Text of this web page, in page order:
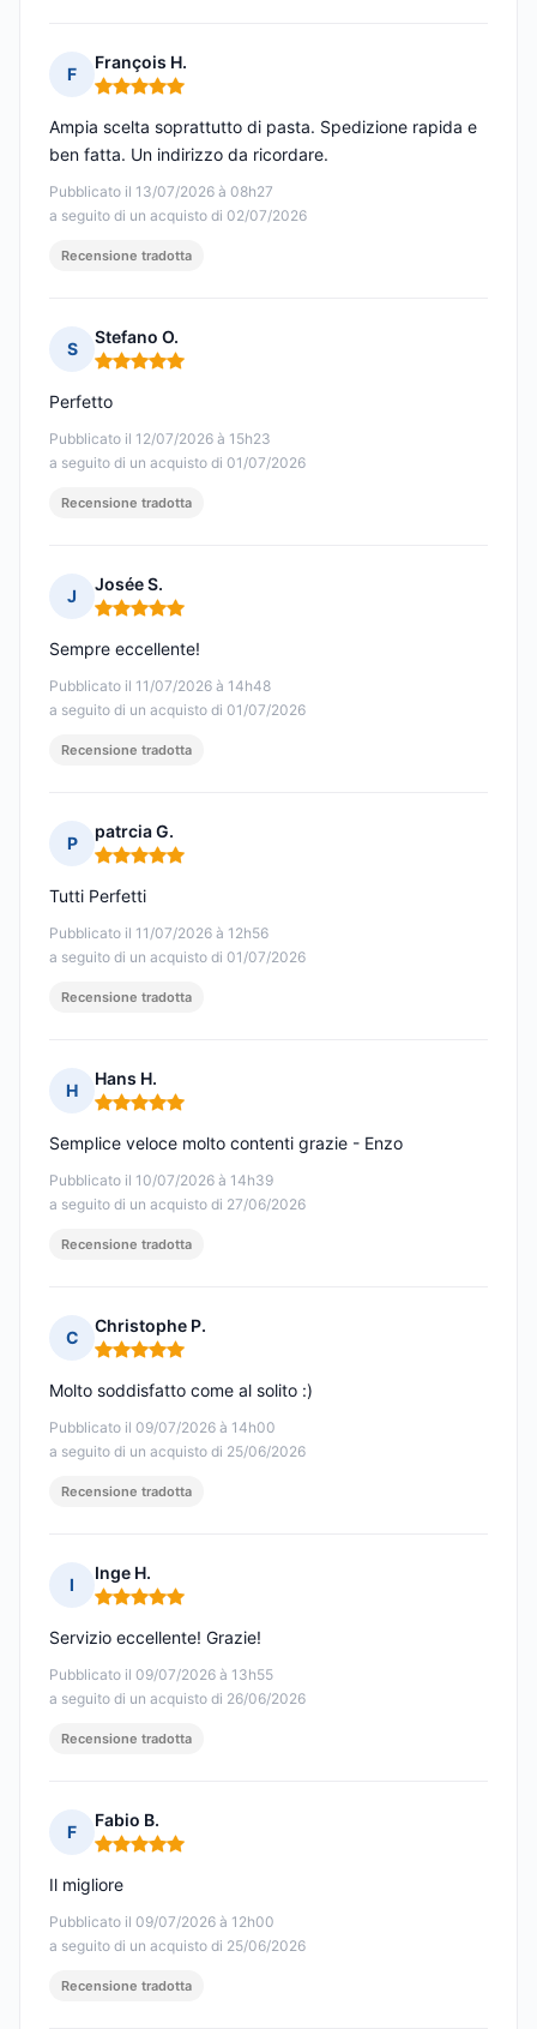
F
François H.
Nota: 5 su 5
Pubblicato il 13/07/2026 à 08h27
a seguito di un acquisto di 02/07/2026
Ampia scelta soprattutto di pasta. Spedizione rapida e
ben fatta. Un indirizzo da ricordare.
Recensione tradotta
S
Stefano O.
Nota: 5 su 5
Pubblicato il 12/07/2026 à 15h23
a seguito di un acquisto di 01/07/2026
Perfetto
Recensione tradotta
J
Josée S.
Nota: 5 su 5
Pubblicato il 11/07/2026 à 14h48
a seguito di un acquisto di 01/07/2026
Sempre eccellente!
Recensione tradotta
P
patrcia G.
Nota: 5 su 5
Pubblicato il 11/07/2026 à 12h56
a seguito di un acquisto di 01/07/2026
Tutti Perfetti
Recensione tradotta
H
Hans H.
Nota: 5 su 5
Pubblicato il 10/07/2026 à 14h39
a seguito di un acquisto di 27/06/2026
Semplice veloce molto contenti grazie - Enzo
Recensione tradotta
C
Christophe P.
Nota: 5 su 5
Pubblicato il 09/07/2026 à 14h00
a seguito di un acquisto di 25/06/2026
Molto soddisfatto come al solito :)
Recensione tradotta
I
Inge H.
Nota: 5 su 5
Pubblicato il 09/07/2026 à 13h55
a seguito di un acquisto di 26/06/2026
Servizio eccellente! Grazie!
Recensione tradotta
F
Fabio B.
Nota: 5 su 5
Pubblicato il 09/07/2026 à 12h00
a seguito di un acquisto di 25/06/2026
Il migliore
Recensione tradotta